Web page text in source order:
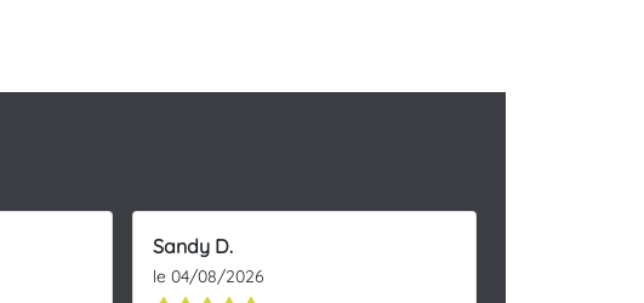
Sandy D.
le 04/08/2026